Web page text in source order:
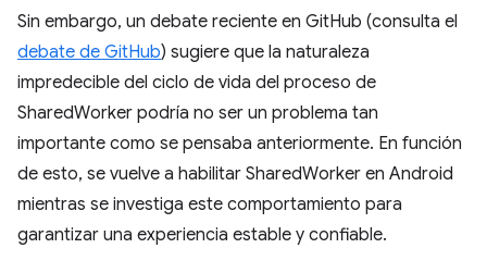
Sin embargo, un debate reciente en GitHub (consulta el
debate de GitHub) sugiere que la naturaleza
impredecible del ciclo de vida del proceso de
SharedWorker podría no ser un problema tan
importante como se pensaba anteriormente. En función
de esto, se vuelve a habilitar SharedWorker en Android
mientras se investiga este comportamiento para
garantizar una experiencia estable y confiable.